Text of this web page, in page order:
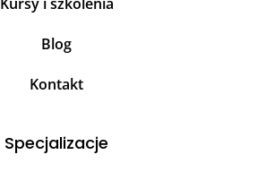
Blog
Kontakt
Specjalizacje